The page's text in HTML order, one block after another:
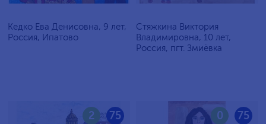
Кедко Ева Денисовна, 9 лет,
Россия, Ипатово
Стяжкина Виктория
Владимировна, 10 лет,
Россия, пгт. Змиёвка
75
2 75
0